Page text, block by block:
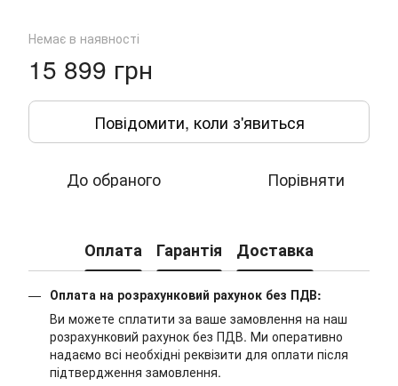
Немає в наявності
15 899 грн
Повідомити, коли з'явиться
До обраного Порівняти
Оплата Гарантія Доставка
Оплата на розрахунковий рахунок без ПДВ:
Ви можете сплатити за ваше замовлення на наш
розрахунковий рахунок без ПДВ. Ми оперативно
надаємо всі необхідні реквізити для оплати після
підтвердження замовлення.